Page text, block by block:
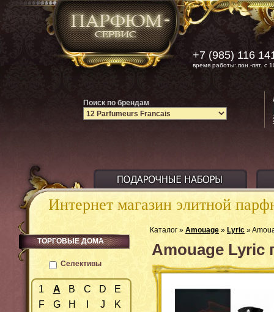
Интернет магазин элитной
Каталог » Amouage » Lyric »
Amouage
ТОРГОВЫЕ ДОМА
Селективы
1 A B C D
E
F
G H J
K
+7 (985) 116
время работы: пон.-пят. с
Поиск по брендам